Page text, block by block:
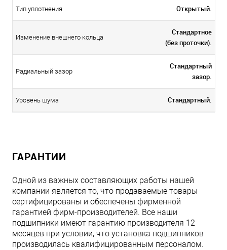
Тип уплотнения Открытый.
Изменение внешнего кольца
Стандартное
(без проточки).
Радиальный зазор
Стандартный
зазор.
Уровень шума Стандартный.
ГАРАНТИИ
Одной из важных составляющих работы нашей
компании является то, что продаваемые товары
сертифицированы и обеспечены фирменной
гарантией фирм-производителей. Все наши
подшипники имеют гарантию производителя 12
месяцев при условии, что установка подшипников
производилась квалифицированным персоналом.